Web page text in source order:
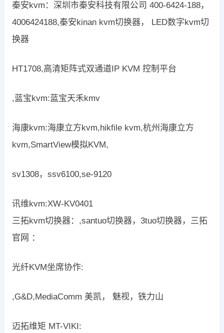
秦安kvm：深圳市秦安科技有限公司 400-6424-188，
4006424188,秦安kinan kvm切换器， LED数字kvm切
换器
HT1708,高清矩阵式双通道IP KVM 控制平台
,蓝宝kvm:蓝宝天禾kmv
海康kvm:海康立方kvm,hikfile kvm,杭州海康立方
kvm,SmartView模拟KVM,
sv1308，ssv6100,se-9120
讯维kvm:XW-KV0401
三拓kvm切换器：,santuo切换器，3tuo切换器，三拓
官网 ：
光纤KVM坐席协作:
,G&D,MediaComm 美凯， 魅视，铁力山
迈拓维矩 MT-VIKI: